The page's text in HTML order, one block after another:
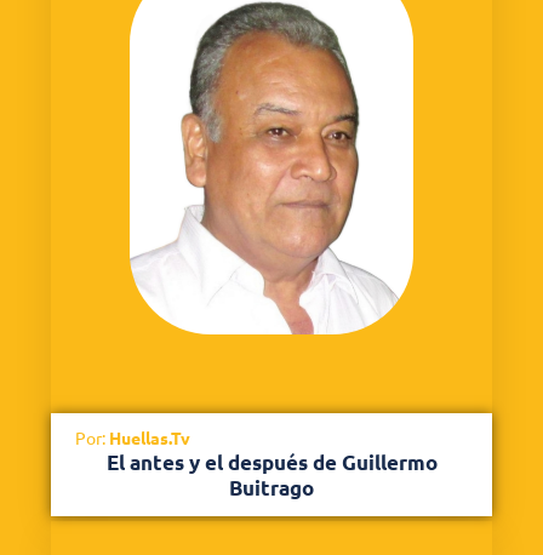
Por: Huellas.Tv
El antes y el después de Guillermo
Buitrago